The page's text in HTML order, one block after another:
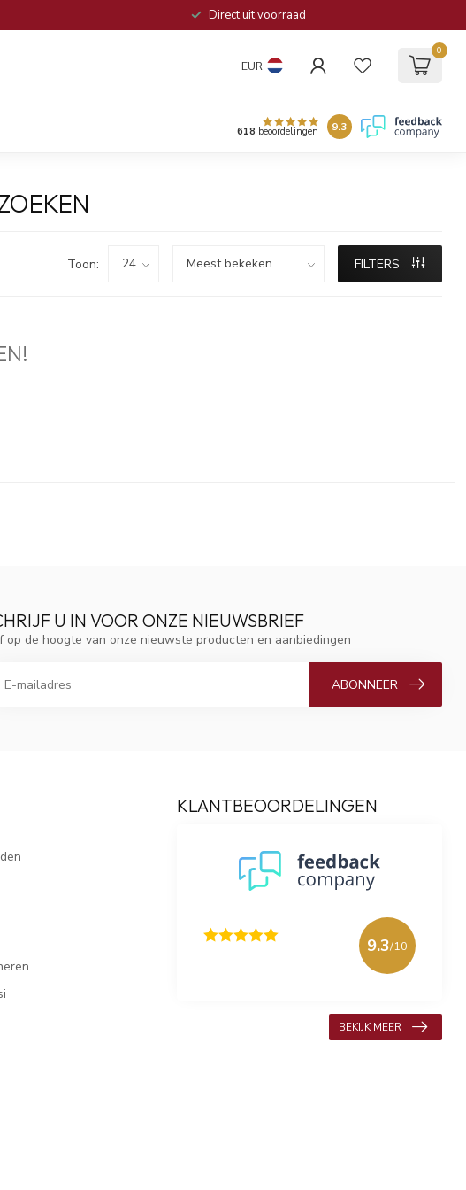
Direct uit voorraad
EUR
0
618 beoordelingen 9.3
Toon: FILTERS
U IN VOOR ONZE NIEUWSBRIEF
op de hoogte van onze nieuwste producten en aanbiedingen
ABONNEER
KLANTBEOORDELINGEN
9.3/10
BEKIJK MEER